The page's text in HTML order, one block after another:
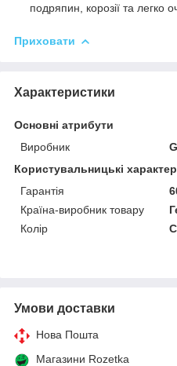
подряпин, корозії та легко
Приховати
Характеристики
Основні атрибути
Виробник
Користувальницькі
Гарантія
Країна-виробник товару
Колір
Умови доставки
Нова Пошта
Магазини Rozetka